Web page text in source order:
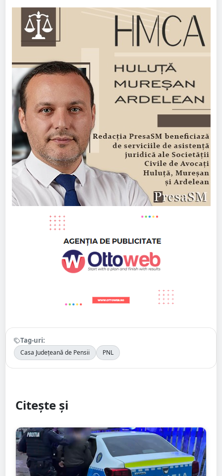
Tag-uri:
Casa Județeană de Pensii PNL
Citește și